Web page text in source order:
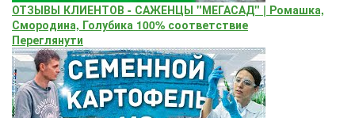
ОТЗЫВЫ КЛИЕНТОВ - САЖЕНЦЫ "МЕГАСАД" | Ромашка,
Смородина, Голубика 100% соответствие
Переглянути